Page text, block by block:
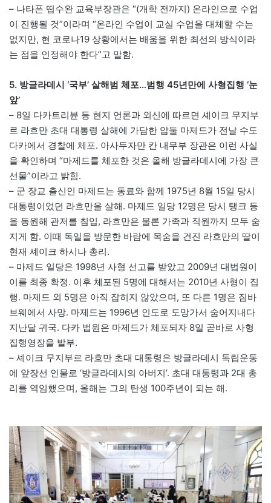
– 나타폰 띱수완 교육부장관은 “(개학 전까지) 온라인으로 수업
이 진행될 것”이라며 “온라인 수업이 교실 수업을 대체할 수는
없지만, 현 코로나19 상황에서는 배움을 위한 최선의 방식이라
는 점을 인정해야 한다”고 말함.
5. 방글라데시 ‘국부’ 살해범 체포…범행 45년만에 사형집행 ‘눈
앞’
– 8일 다카트리뷴 등 현지 언론과 외신에 따르면 셰이크 무지부
르 라흐만 초대 대통령 살해에 가담한 압둘 마제드가 전날 수도
다카에서 경찰에 체포. 아사두자만 칸 내무부 장관은 이런 사실
을 확인하며 “마제드를 체포한 것은 올해 방글라데시에 가장 큰
선물”이라고 밝힘.
– 군 장교 출신인 마제드는 동료와 함께 1975년 8월 15일 당시
대통령이었던 라흐만을 살해. 마제드 일당 12명은 당시 탱크 등
을 동원해 관저를 침입, 라흐만은 물론 가족과 직원까지 모두 숨
지게 함. 이때 독일을 방문한 바람에 목숨을 건진 라흐만의 딸이
현재 셰이크 하시나 총리.
– 마제드 일당은 1998년 사형 선고를 받았고 2009년 대법원이
이를 최종 확정. 이후 체포된 5명에 대해서는 2010년 사형이 집
행. 마제드 외 5명은 아직 잡히지 않았으며, 또 다른 1명은 짐바
브웨에서 사망. 마제드는 1996년 인도로 도망가서 숨어지내다
지난달 귀국. 다카 법원은 마제드가 체포되자 8일 곧바로 사형
집행영장을 발부.
– 셰이크 무지부르 라흐만 초대 대통령은 방글라데시 독립운동
에 앞장선 인물로 ‘방글라데시의 아버지’. 초대 대통령과 2대 총
리를 역임했으며, 올해는 그의 탄생 100주년이 되는 해.